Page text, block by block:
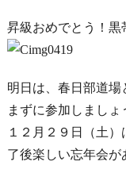
昇級おめでとう！黒
明日は、春日部道
まずに参加しましょ
１２月２９日（土
了後楽しい忘年会が